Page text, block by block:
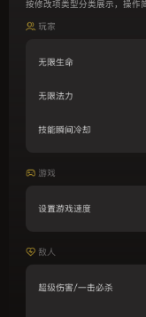
按修改项类型分类展示，操作